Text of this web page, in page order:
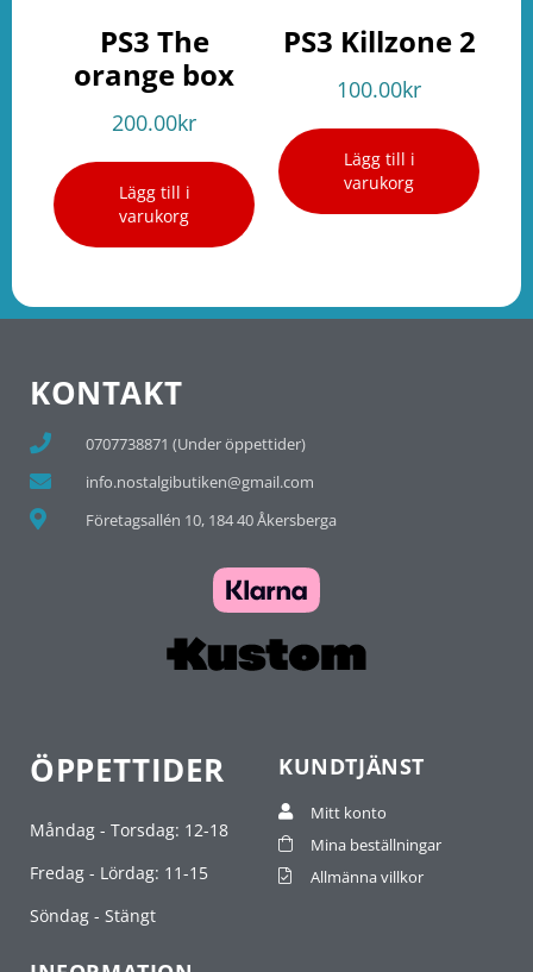
PS3 The
orange box
200.00kr
Lägg till i
varukorg
PS3 Killzone 2
100.00kr
Lägg till i
varukorg
KONTAKT
0707738871 (Under öppettider)
info.nostalgibutiken@gmail.com
Företagsallén 10, 184 40 Åkersberga
ÖPPETTIDER
Måndag - Torsdag: 12-18
Fredag - Lördag: 11-15
Söndag - Stängt
KUNDTJÄNST
Mitt konto
Mina beställningar
Allmänna villkor